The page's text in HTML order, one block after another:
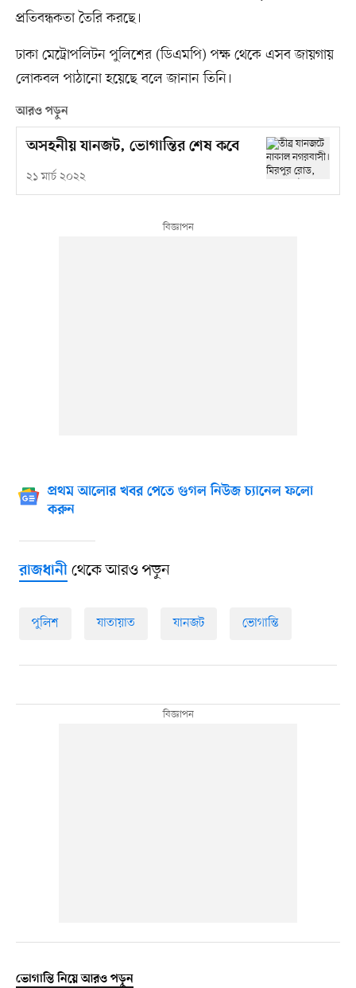
প্রতিবন্ধকতা তৈরি করছে।
ঢাকা মেট্রোপলিটন পুলিশের (ডিএমপি) পক্ষ থেকে এসব জায়গায়
লোকবল পাঠানো হয়েছে বলে জানান তিনি।
আরও পড়ুন
অসহনীয় যানজট, ভোগান্তির শেষ কবে
২১ মার্চ ২০২২
প্রথম আলোর খবর পেতে গুগল নিউজ চ্যানেল ফলো
করুন
রাজধানীথেকে আরও পড়ুন
পুলিশ যাতায়াত যানজট ভোগান্তি
ভোগান্তি নিয়ে আরও পড়ুন